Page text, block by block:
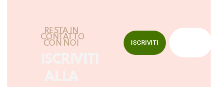
RESTA IN
CONTATTO
CON NOI ISCRIVITI